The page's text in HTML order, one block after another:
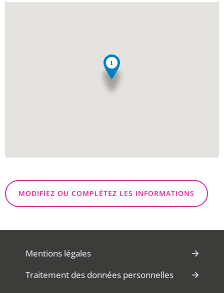
MODIFIEZ OU COMPLÉTEZ LES INFORMATIONS
Mentions légales
Traitement des données personnelles